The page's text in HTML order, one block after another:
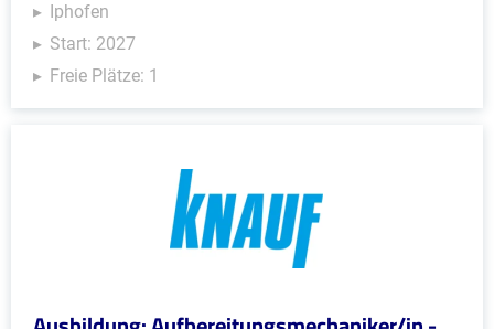
Iphofen
Start: 2027
Freie Plätze: 1